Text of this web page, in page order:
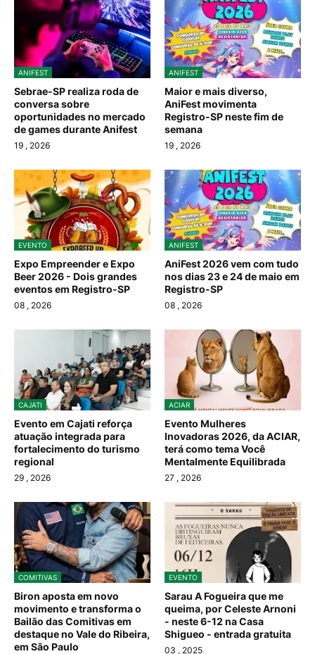
ANIFEST
Sebrae-SP realiza roda de
conversa sobre
oportunidades no mercado
de games durante Anifest
19 , 2026
ANIFEST
Maior e mais diverso,
AniFest movimenta
Registro-SP neste fim de
semana
19 , 2026
EVENTO
Expo Empreender e Expo
Beer 2026 - Dois grandes
eventos em Registro-SP
08 , 2026
ANIFEST
AniFest 2026 vem com tudo
nos dias 23 e 24 de maio em
Registro-SP
08 , 2026
CAJATI
Evento em Cajati reforça
atuação integrada para
fortalecimento do turismo
regional
29 , 2026
ACIAR
Evento Mulheres
Inovadoras 2026, da ACIAR,
terá como tema Você
Mentalmente Equilibrada
27 , 2026
COMITIVAS
Biron aposta em novo
movimento e transforma o
Bailão das Comitivas em
destaque no Vale do Ribeira,
em São Paulo
EVENTO
Sarau A Fogueira que me
queima, por Celeste Arnoni
- neste 6-12 na Casa
Shigueo - entrada gratuita
03 , 2025